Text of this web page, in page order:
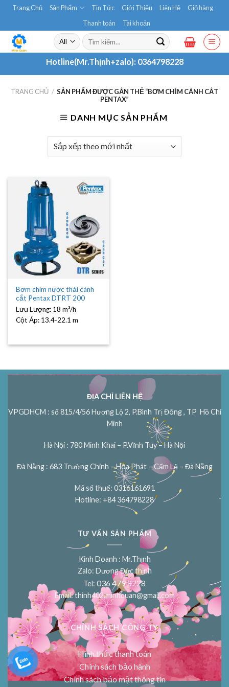
Skip
content
Trang Chủ Sản Phẩm Tin Tức Giới Thiệu Liên Hệ
Giỏ hàng
Thanh toán
Tài khoản
Tìm
kiếm:
Hotline(Mr.Thịnh+zalo): 0364798228
TRANG CHỦ / SẢN PHẨM ĐƯỢC GẮN THẺ “BƠM CHÌM CÁNH CẮT
PENTAX”
DANH MỤC SẢN PHẨM
Bơm chìm nước thải cánh
cắt Pentax DTRT 200
Lưu Lượng: 18 m³/h
Cột Áp: 13.4-22.1 m
ĐỊA CHỈ LIÊN HỆ
VPGDHCM : số 815/4/56 Hương Lộ 2, P.Bình Trị Đông , TP Hồ Chí
Minh
Hà Nội : 780 Minh Khai – P.Vĩnh Tuy – Hà Nội
Đà Nẵng : 683 Trường Chinh – Hòa Phát – Cẩm Lệ – Đà Nẵng
Mã số thuế: 0316161691
Hotline: +84 364798228
TƯ VẤN SẢN PHẨM
Kinh Doanh : Mr.Thịnh
Zalo: Dương Đức thịnh
Tel: 036 479 8228
Email:thinh402.minhquan@gmail.com
CHÍNH SÁCH CÔNG TY
Hình thức thanh toán
Chính sách bảo hành
Chính sách bảo mật thông tin